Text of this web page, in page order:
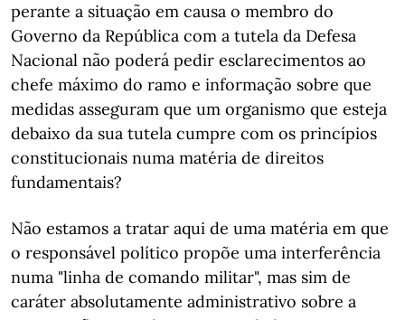
perante a situação em causa o membro do
Governo da República com a tutela da Defesa
Nacional não poderá pedir esclarecimentos ao
chefe máximo do ramo e informação sobre que
medidas asseguram que um organismo que esteja
debaixo da sua tutela cumpre com os princípios
constitucionais numa matéria de direitos
fundamentais?
Não estamos a tratar aqui de uma matéria em que
o responsável político propõe uma interferência
numa "linha de comando militar", mas sim de
caráter absolutamente administrativo sobre a